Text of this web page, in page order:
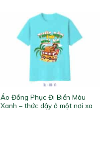
Áo Đồng Phục Đi Biển Màu
Xanh – thức dậy ở một nơi xa